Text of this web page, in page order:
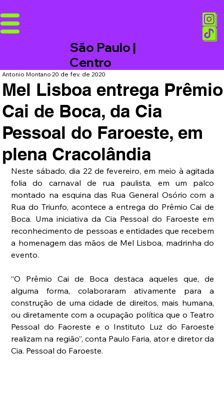
São Paulo |
Centro
Mel Lisboa entrega Prêmio
Cai de Boca, da Cia
Pessoal do Faroeste, em
plena Cracolândia
Antonio Montano20 de fev. de 2020
Neste sábado, dia 22 de fevereiro, em meio à agitada
folia do carnaval de rua paulista, em um palco
montado na esquina das Rua General Osório com a
Rua do Triunfo, acontece a entrega do Prêmio Cai de
Boca. Uma iniciativa da Cia Pessoal do Faroeste em
reconhecimento de pessoas e entidades que recebem
a homenagem das mãos de Mel Lisboa, madrinha do
evento.
“O Prêmio Cai de Boca destaca aqueles que, de
alguma forma, colaboraram ativamente para a
construção de uma cidade de direitos, mais humana,
ou diretamente com a ocupação política que o Teatro
Pessoal do Faoreste e o Instituto Luz do Faroeste
realizam na região”, conta Paulo Faria, ator e diretor da
Cia. Pessoal do Faroeste.